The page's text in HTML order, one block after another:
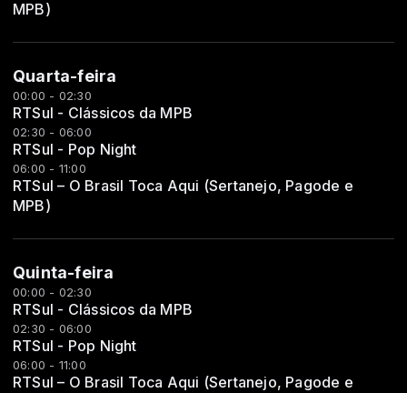
MPB)
Quarta-feira
00:00 - 02:30
RTSul - Clássicos da MPB
02:30 - 06:00
RTSul - Pop Night
06:00 - 11:00
RTSul – O Brasil Toca Aqui (Sertanejo, Pagode e
MPB)
Quinta-feira
00:00 - 02:30
RTSul - Clássicos da MPB
02:30 - 06:00
RTSul - Pop Night
06:00 - 11:00
RTSul – O Brasil Toca Aqui (Sertanejo, Pagode e